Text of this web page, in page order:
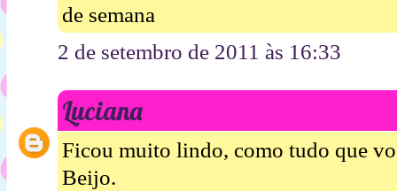
de semana
2 de setembro de 2011 às 16:33
Luciana
Ficou muito lindo, como tudo que
Beijo.